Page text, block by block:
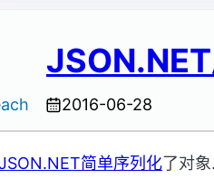
2016-06-28
简单序列化了对